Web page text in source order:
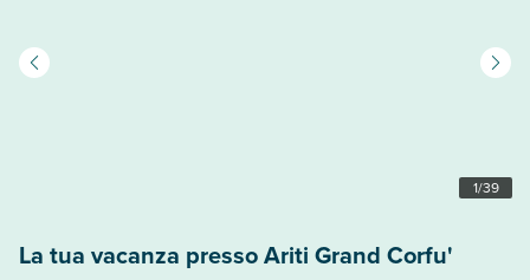
1/39
La tua vacanza presso Ariti Grand Corfu'